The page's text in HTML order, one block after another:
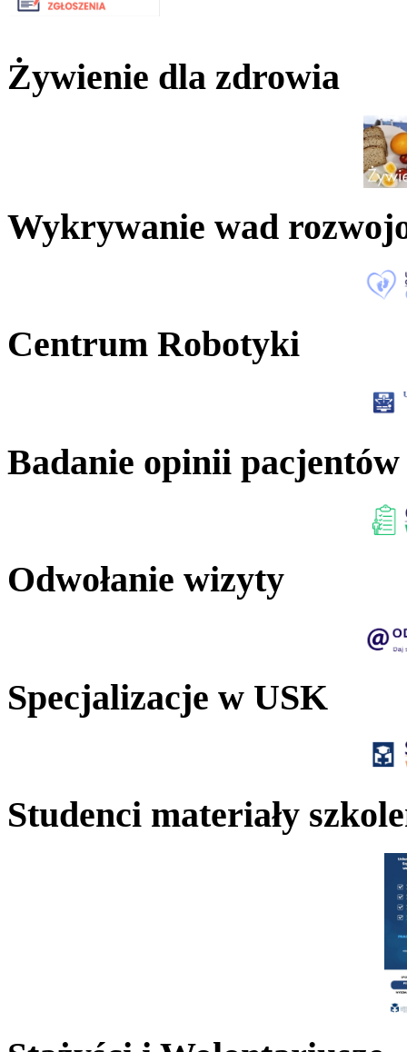
Żywienie dla zdrowia
Wykrywanie wad
Centrum Robotyki
Badanie opinii pacjentów
Odwołanie wizyty
Specjalizacje w USK
Studenci materiały